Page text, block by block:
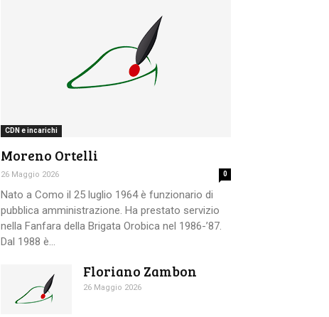
CDN e incarichi
Moreno Ortelli
26 Maggio 2026 0
Nato a Como il 25 luglio 1964 è funzionario di
pubblica amministrazione. Ha prestato servizio
nella Fanfara della Brigata Orobica nel 1986-’87.
Dal 1988 è...
Floriano Zambon
26 Maggio 2026